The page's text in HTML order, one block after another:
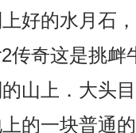
好的水月石
传奇这是挑衅
山上．大头
的一块普通